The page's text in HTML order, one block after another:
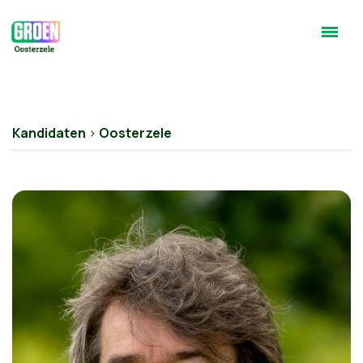
Kandidaten > Oosterzele